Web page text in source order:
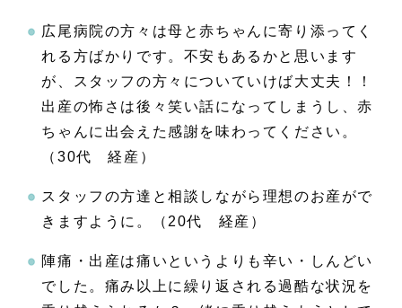
広尾病院の方々は母と赤ちゃんに寄り添ってく
れる方ばかりです。不安もあるかと思います
が、スタッフの方々についていけば大丈夫！！
出産の怖さは後々笑い話になってしまうし、赤
ちゃんに出会えた感謝を味わってください。
（30代 経産）
スタッフの方達と相談しながら理想のお産がで
きますように。（20代 経産）
陣痛・出産は痛いというよりも辛い・しんどい
でした。痛み以上に繰り返される過酷な状況を